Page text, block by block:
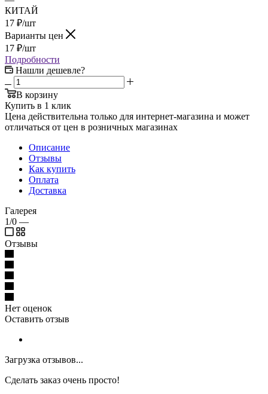
КИТАЙ
17 ₽/шт
Варианты цен
17 ₽/шт
Подробности
Нашли дешевле?
В корзину
Купить в 1 клик
Цена действительна только для интернет-магазина и может
отличаться от цен в розничных магазинах
Описание
Отзывы
Как купить
Оплата
Доставка
Галерея
1/0 —
Отзывы
Нет оценок
Оставить отзыв
Загрузка отзывов...
Сделать заказ очень просто!